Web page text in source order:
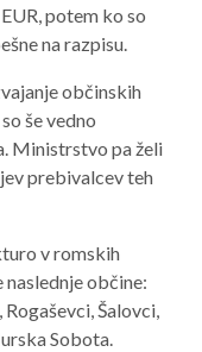
EUR, potem ko so
na razpisu.
občinskih
še vedno
Ministrstvo pa želi
prebivalcev teh
v romskih
občine:
Šalovci,
Sobota.